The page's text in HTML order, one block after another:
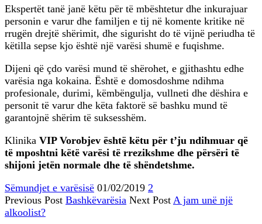
Ekspertët tanë janë këtu për të mbështetur dhe inkurajuar
personin e varur dhe familjen e tij në komente kritike në
rrugën drejtë shërimit, dhe sigurisht do të vijnë periudha të
këtilla sepse kjo është një varësi shumë e fuqishme.
Dijeni që çdo varësi mund të shërohet, e gjithashtu edhe
varësia nga kokaina. Është e domosdoshme ndihma
profesionale, durimi, këmbëngulja, vullneti dhe dëshira e
personit të varur dhe këta faktorë së bashku mund të
garantojnë shërim të suksesshëm.
Klinika VIP Vorobjev është këtu për t’ju ndihmuar që
të mposhtni këtë varësi të rrezikshme dhe përsëri të
shijoni jetën normale dhe të shëndetshme.
Sëmundjet e varësisë 01/02/2019 2
Previous Post Bashkëvarësia Next Post A jam unë një
alkoolist?